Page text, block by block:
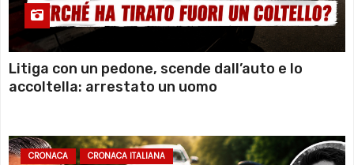
Litiga con un pedone, scende dall’auto e lo
accoltella: arrestato un uomo
CRONACA CRONACA ITALIANA